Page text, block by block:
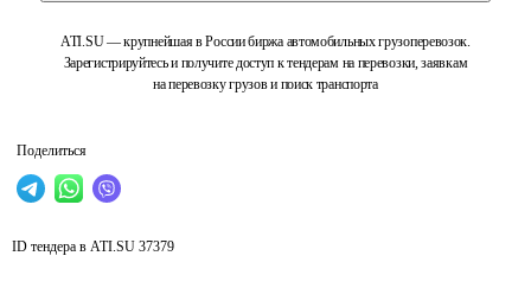
ATI.SU — крупнейшая в России биржа автомобильных грузоперевозок.
Зарегистрируйтесь и получите доступ к тендерам на перевозки, заявкам
на перевозку грузов и поиск транспорта
Поделиться
ID тендера в ATI.SU 37379